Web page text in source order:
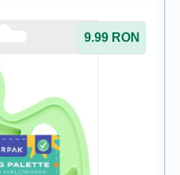
9.99 RON